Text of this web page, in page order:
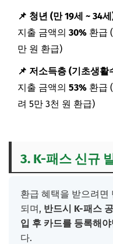
📌 청년 (만 19세 ~ 34
지출 금액의 30% 환급
만 원 환급)
📌 저소득층 (기초생
지출 금액의 53% 환급
려 5만 3천 원 환급)
3. K-패스 신규
환급 혜택을 받으려면
되며, 반드시 K-패스
입 후 카드를 등록해
다.